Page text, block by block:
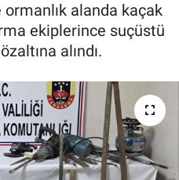
ormanlık alanda kaçak
ekiplerince suçüstü
alındı.